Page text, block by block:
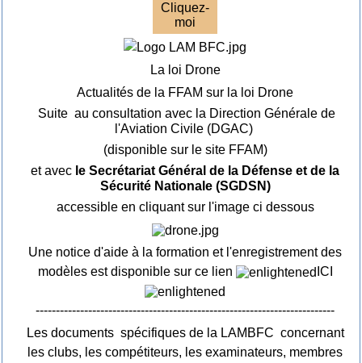
Cliquez-
moi
La loi Drone
Actualités de la FFAM sur la loi Drone
Suite au consultation avec la Direction Générale de
l'Aviation Civile (DGAC)
(disponible sur le site FFAM)
et avec le Secrétariat Général de la Défense et de la
Sécurité Nationale (SGDSN)
accessible en cliquant sur l'image ci dessous
Une notice d'aide à la formation et l'enregistrement des
modèles est disponible sur ce lien
ICI
--------------------------------------------------------------------------
Les documents spécifiques de la LAMBFC concernant
les clubs, les compétiteurs, les examinateurs, membres